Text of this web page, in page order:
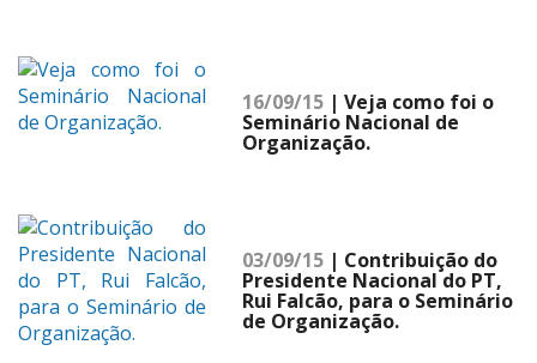
16/09/15 | Veja como foi o
Seminário Nacional de
Organização.
03/09/15 | Contribuição do
Presidente Nacional do PT,
Rui Falcão, para o Seminário
de Organização.